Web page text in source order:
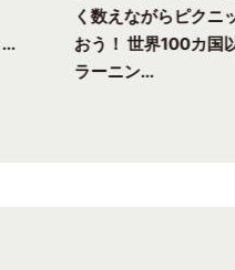
く数えながらピクニ
おう！ 世界100カ国
ラーニン...